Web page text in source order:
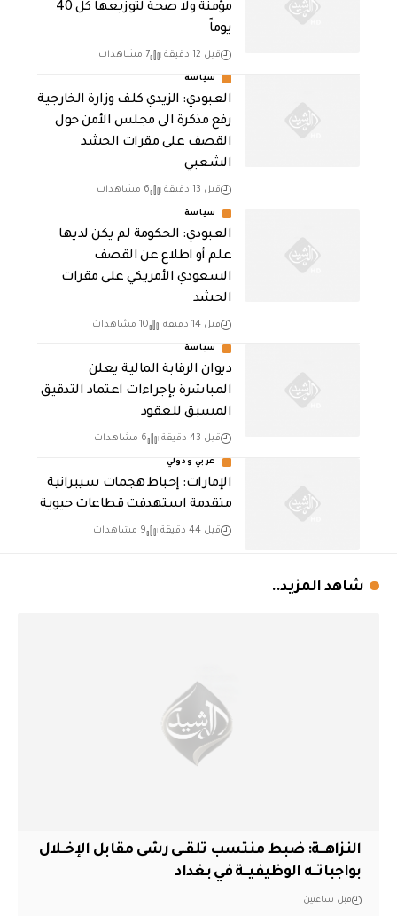
مؤمنة ولا صحة لتوزيعها كل 40
يوماً
قبل 12 دقيقة 7 مشاهدات
سياسة
العبودي: الزيدي كلف وزارة الخارجية
رفع مذكرة الى مجلس الأمن حول
القصف على مقرات الحشد
الشعبي
قبل 13 دقيقة 6 مشاهدات
سياسة
العبودي: الحكومة لم يكن لديها
علم أو اطلاع عن القصف
السعودي الأمريكي على مقرات
الحشد
قبل 14 دقيقة 10 مشاهدات
سياسة
ديوان الرقابة المالية يعلن
المباشرة بإجراءات اعتماد التدقيق
المسبق للعقود
قبل 43 دقيقة 6 مشاهدات
عربي ودولي
الإمارات: إحباط هجمات سيبرانية
متقدمة استهدفت قطاعات حيوية
قبل 44 دقيقة 9 مشاهدات
شاهد المزيد..
النزاهــة: ضبط منتسب تلقــى رشى مقابل الإخــلال
بواجباتــه الوظيفيــة في بغداد
قبل ساعتين